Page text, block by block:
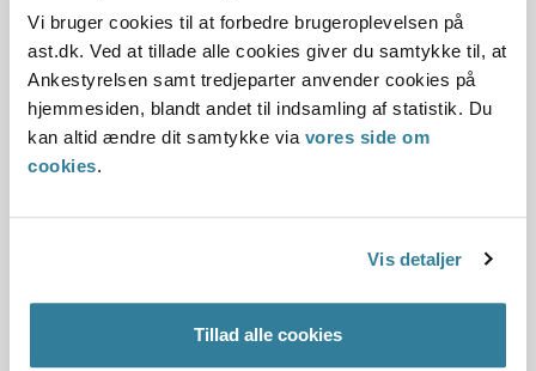
Vi bruger cookies til at forbedre brugeroplevelsen på
ast.dk. Ved at tillade alle cookies giver du samtykke til, at
Ankestyrelsen samt tredjeparter anvender cookies på
hjemmesiden, blandt andet til indsamling af statistik. Du
kan altid ændre dit samtykke via vores side om
cookies.
Vis detaljer
Tillad alle cookies
og formidle Ankestyrelsens oplysninger om klagesager.
I Ankestyrelsen bruger vi talportalen i vores løbende
arbejde med at samle op på og koble viden fra vores
klagesagsbehandling, tilsyn, praksiskoordinerende
aktiviteter og undersøgelser. Den viden stiller vi til rådighed
Prøv Talportalen her